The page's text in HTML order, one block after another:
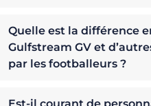
Quelle est la différence
Gulfstream GV et
par les footballeurs ?